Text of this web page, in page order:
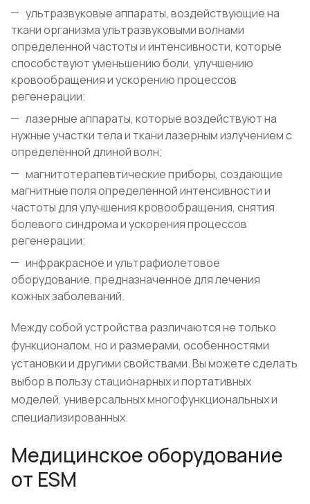
ультразвуковые аппараты, воздействующие на
ткани организма ультразвуковыми волнами
определенной частоты и интенсивности, которые
способствуют уменьшению боли, улучшению
кровообращения и ускорению процессов
регенерации;
лазерные аппараты, которые воздействуют на
нужные участки тела и ткани лазерным излучением с
определённой длиной волн;
магнитотерапевтические приборы, создающие
магнитные поля определенной интенсивности и
частоты для улучшения кровообращения, снятия
болевого синдрома и ускорения процессов
регенерации;
инфракрасное и ультрафиолетовое
оборудование, предназначенное для лечения
кожных заболеваний.
Между собой устройства различаются не только
функционалом, но и размерами, особенностями
установки и другими свойствами. Вы можете сделать
выбор в пользу стационарных и портативных
моделей, универсальных многофункциональных и
специализированных.
Медицинское оборудование
от ESM